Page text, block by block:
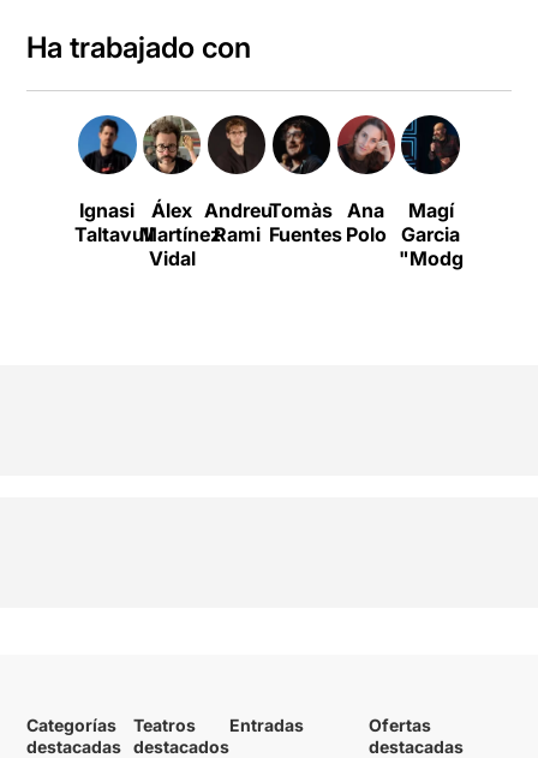
Ha trabajado con
Ignasi
Taltavull
Álex
Martínez
Vidal
Andreu
Rami
Tomàs
Fuentes
Ana
Polo
Magí
Garcia
"Modgi"
Categorías
destacadas
Teatros
destacados
Entradas
Ofertas
destacadas